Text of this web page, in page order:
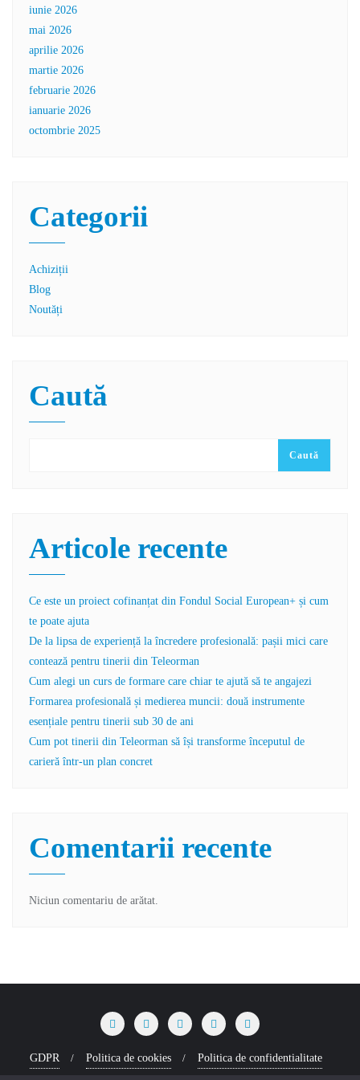
iunie 2026
mai 2026
aprilie 2026
martie 2026
februarie 2026
ianuarie 2026
octombrie 2025
Categorii
Achiziții
Blog
Noutăți
Caută
Caută
Articole recente
Ce este un proiect cofinanțat din Fondul Social European+ și cum
te poate ajuta
De la lipsa de experiență la încredere profesională: pașii mici care
contează pentru tinerii din Teleorman
Cum alegi un curs de formare care chiar te ajută să te angajezi
Formarea profesională și medierea muncii: două instrumente
esențiale pentru tinerii sub 30 de ani
Cum pot tinerii din Teleorman să își transforme începutul de
carieră într-un plan concret
Comentarii recente
Niciun comentariu de arătat.
GDPR Politica de cookies Politica de confidentialitate